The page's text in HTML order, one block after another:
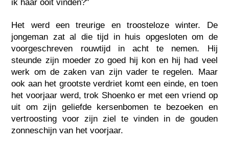
ik haar ooit vinden?"
Het werd een treurige en troosteloze winter. De
jongeman zat al die tijd in huis opgesloten om de
voorgeschreven rouwtijd in acht te nemen. Hij
steunde zijn moeder zo goed hij kon en hij had veel
werk om de zaken van zijn vader te regelen. Maar
ook aan het grootste verdriet komt een einde, en toen
het voorjaar werd, trok Shoenko er met een vriend op
uit om zijn geliefde kersenbomen te bezoeken en
vertroosting voor zijn ziel te vinden in de gouden
zonneschijn van het voorjaar.